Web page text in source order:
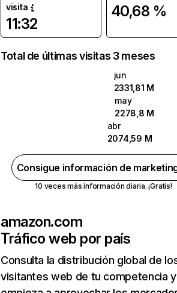
visita
11:32
40,68 %
Total de últimas visitas 3 meses
jun
2331,81 M
may
2278,8 M
abr
2074,59 M
Consigue información de
10 veces más información diaria. ¡Gratis!
amazon.com
Tráfico web por país
Consulta la distribución global de
visitantes web de tu competencia y